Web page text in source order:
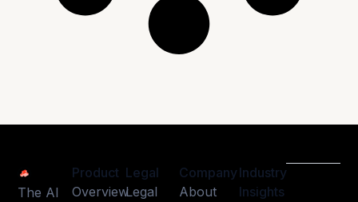
The AI
Product
Overview
Legal
Legal
Company
About
Industry
Insights